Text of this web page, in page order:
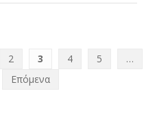
2 3 4 5
…
Επόμενα